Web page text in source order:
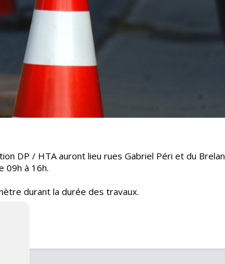
DP / HTA auront lieu rues Gabriel Péri et du Brelan
09h à 16h.
durant la durée des travaux.